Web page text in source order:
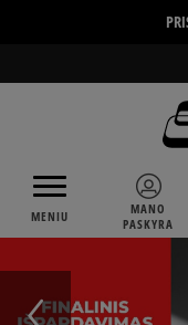
MENIU
MANO
PASKYRA